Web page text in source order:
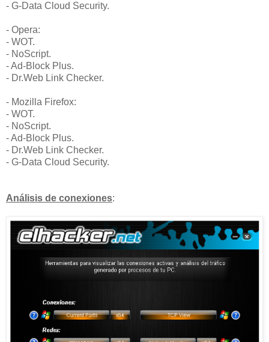
- G-Data Cloud Security.
- Opera:
- WOT.
- NoScript.
- Ad-Block Plus.
- Dr.Web Link Checker.
- Mozilla Firefox:
- WOT.
- NoScript.
- Ad-Block Plus.
- Dr.Web Link Checker.
- G-Data Cloud Security.
Análisis de conexiones: